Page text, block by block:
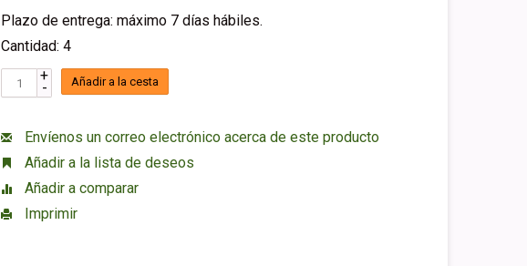
Plazo de entrega: máximo 7 días hábiles.
Cantidad: 4
+
- Añadir a la cesta
Envíenos un correo electrónico acerca de este producto
Añadir a la lista de deseos
Añadir a comparar
Imprimir